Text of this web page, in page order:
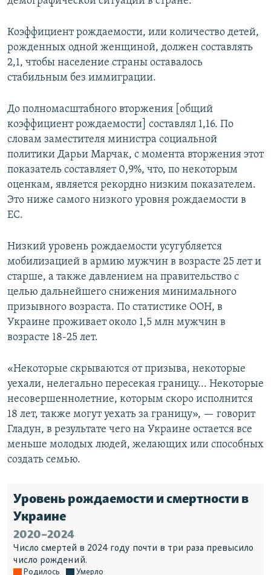
Коэффициент рождаемости, или количество детей,
рожденных одной женщиной, должен составлять
2,1, чтобы население страны оставалось
стабильным без иммиграции.
До полномасштабного вторжения [общий
коэффициент рождаемости] составлял 1,16. По
словам заместителя министра социальной
политики Дарьи Марчак, с момента вторжения этот
показатель составляет 0,9%, что, по некоторым
оценкам, является рекордно низким показателем.
Это ниже самого низкого уровня рождаемости в
ЕС.
Низкий уровень рождаемости усугубляется
мобилизацией в армию мужчин в возрасте 25 лет и
старше, а также давлением на правительство с
целью дальнейшего снижения минимального
призывного возраста. По статистике ООН, в
Украине проживает около 1,5 млн мужчин в
возрасте 18-25 лет.
«Некоторые скрываются от призыва, некоторые
уехали, нелегально пересекая границу... Некоторые
несовершеннолетние, которым скоро исполнится
18 лет, также могут уехать за границу», — говорит
Гладун, в результате чего на Украине остается все
меньше молодых людей, желающих или способных
создать семью.